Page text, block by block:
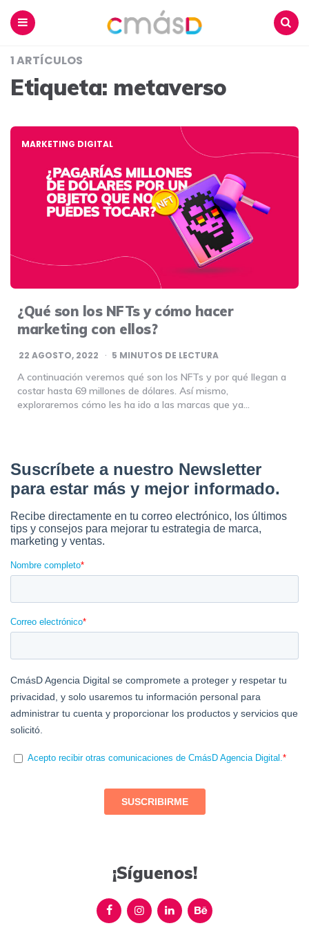
1 ARTÍCULOS
Etiqueta: metaverso
MARKETING DIGITAL
¿Qué son los NFTs y cómo hacer
marketing con ellos?
22 AGOSTO, 2022 5 MINUTOS DE LECTURA
A continuación veremos qué son los NFTs y por qué llegan a
costar hasta 69 millones de dólares. Así mismo,
exploraremos cómo les ha ido a las marcas que ya…
¡Síguenos!